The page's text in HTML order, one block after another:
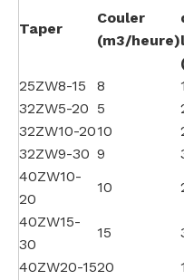
Taper
Couler
(m3/heure)
25ZW8-15
8
32ZW5-20 5
32ZW10-2010
32ZW9-30 9
40ZW10-
20
10
40ZW15-
30
15
40ZW20-1520